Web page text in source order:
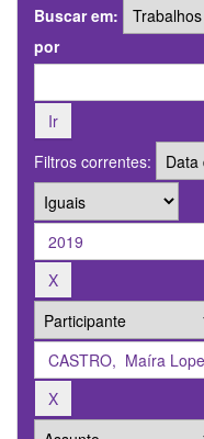
Buscar em:
por
Filtros correntes: